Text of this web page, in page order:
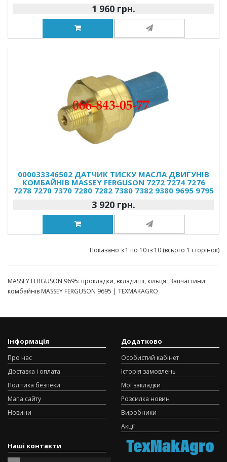
1 960 грн.
000033346502 ДАТЧИК ТИСКУ МАСЛА ДВИГУНІВ
КОМБАЙНІВ MASSEY FERGUSON 7272 7274 7276
7278 7270 7370 7280 7282 7380 7382 9380 9695 9795
3 920 грн.
Показано з 1 по 10 із 10 (всього 1 сторінок)
MASSEY FERGUSON 9695: прокладки, вкладиші, кільця. Запчастини
комбайнів MASSEY FERGUSON 9695 | TEXMAKAGRO
Інформація
Про нас
Доставка і оплата
Політика безпеки
Мапа сайту
Новини
Додатково
Особистий кабінет
Історія замовлень
Мої закладки
Розсилка новин
Виробники
Акції
Наші контакти